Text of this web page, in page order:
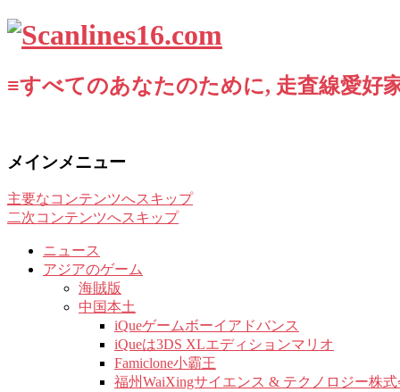
≡すべてのあなたのために, 走査線愛好
メインメニュー
主要なコンテンツへスキップ
二次コンテンツへスキップ
ニュース
アジアのゲーム
海賊版
中国本土
iQueゲームボーイアドバンス
iQueは3DS XLエディションマリオ
Famiclone小霸王
福州WaiXingサイエンス & テクノロジー株